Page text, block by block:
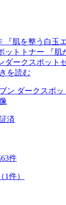
『肌を整う白玉
ットトナー 『肌
ダークスポット
を読む
済
件
（1件）